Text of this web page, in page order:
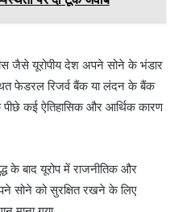
जैसे यूरोपीय देश अपने सोने के भंडार
फेडरल रिजर्व बैंक या लंदन के बैंक
कई ऐतिहासिक और आर्थिक कारण
के बाद यूरोप में राजनीतिक और
सोने को सुरक्षित रखने के लिए